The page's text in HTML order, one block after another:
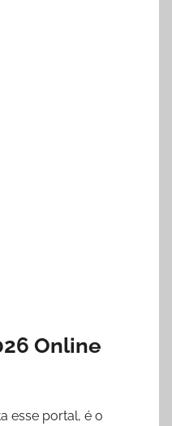
Online
esse portal, é o